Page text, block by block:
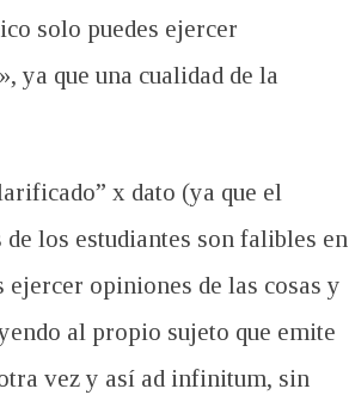
solo puedes ejercer
ya que una cualidad de la
x dato (ya que el
los estudiantes son falibles en
opiniones de las cosas y
al propio sujeto que emite
vez y así ad infinitum, sin